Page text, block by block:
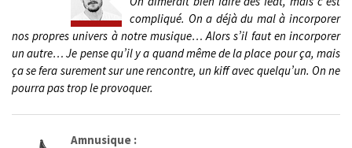
compliqué. On a déjà du mal à incorporer
nos propres univers à notre musique… Alors s’il faut en incorporer
un autre…Je pense qu’il y a quand même de la place pour ça, mais
ça se fera surement sur une rencontre, un kiff avec quelqu’un. On ne
pourra pas trop le provoquer.
Amnusique :